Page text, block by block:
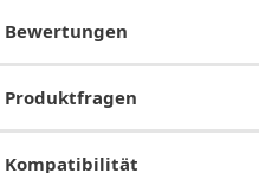
Bewertungen
Produktfragen
Kompatibilität